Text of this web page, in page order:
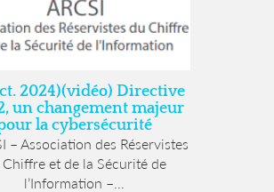
2024)(vidéo) Directive
un changement majeur
la cybersécurité
– Association des Réservistes
Chiffre et de la Sécurité de
l’Information –...